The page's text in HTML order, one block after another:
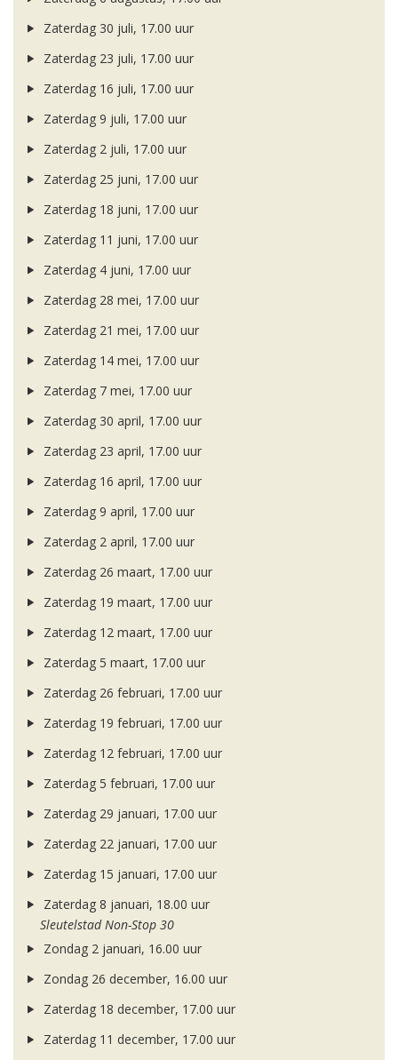
Zaterdag 30 juli, 17.00 uur
Zaterdag 23 juli, 17.00 uur
Zaterdag 16 juli, 17.00 uur
Zaterdag 9 juli, 17.00 uur
Zaterdag 2 juli, 17.00 uur
Zaterdag 25 juni, 17.00 uur
Zaterdag 18 juni, 17.00 uur
Zaterdag 11 juni, 17.00 uur
Zaterdag 4 juni, 17.00 uur
Zaterdag 28 mei, 17.00 uur
Zaterdag 21 mei, 17.00 uur
Zaterdag 14 mei, 17.00 uur
Zaterdag 7 mei, 17.00 uur
Zaterdag 30 april, 17.00 uur
Zaterdag 23 april, 17.00 uur
Zaterdag 16 april, 17.00 uur
Zaterdag 9 april, 17.00 uur
Zaterdag 2 april, 17.00 uur
Zaterdag 26 maart, 17.00 uur
Zaterdag 19 maart, 17.00 uur
Zaterdag 12 maart, 17.00 uur
Zaterdag 5 maart, 17.00 uur
Zaterdag 26 februari, 17.00 uur
Zaterdag 19 februari, 17.00 uur
Zaterdag 12 februari, 17.00 uur
Zaterdag 5 februari, 17.00 uur
Zaterdag 29 januari, 17.00 uur
Zaterdag 22 januari, 17.00 uur
Zaterdag 15 januari, 17.00 uur
Zaterdag 8 januari, 18.00 uur
Sleutelstad Non-Stop 30
Zondag 2 januari, 16.00 uur
Zondag 26 december, 16.00 uur
Zaterdag 18 december, 17.00 uur
Zaterdag 11 december, 17.00 uur